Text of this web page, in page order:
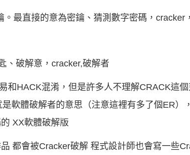
。最直接的意為密鑰、猜測數字密碼，
、破解意，cracker,破解者
和HACK混淆，但是許多人不理解CRACK這
軟體破解者的意思（注意這裡有多了個ER
XX軟體破解版
都會被Cracker破解 程式設計師也會寫一些